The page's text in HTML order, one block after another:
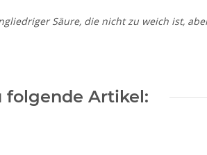
Säure, die nicht zu weich ist,
folgende Artikel: